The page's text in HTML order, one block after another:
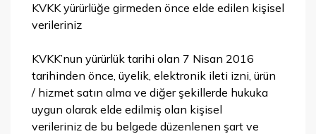
KVKK yürürlüğe girmeden önce elde edilen kişisel
verileriniz
KVKK’nun yürürlük tarihi olan 7 Nisan 2016
tarihinden önce, üyelik, elektronik ileti izni, ürün
/ hizmet satın alma ve diğer şekillerde hukuka
uygun olarak elde edilmiş olan kişisel
verileriniz de bu belgede düzenlenen şart ve